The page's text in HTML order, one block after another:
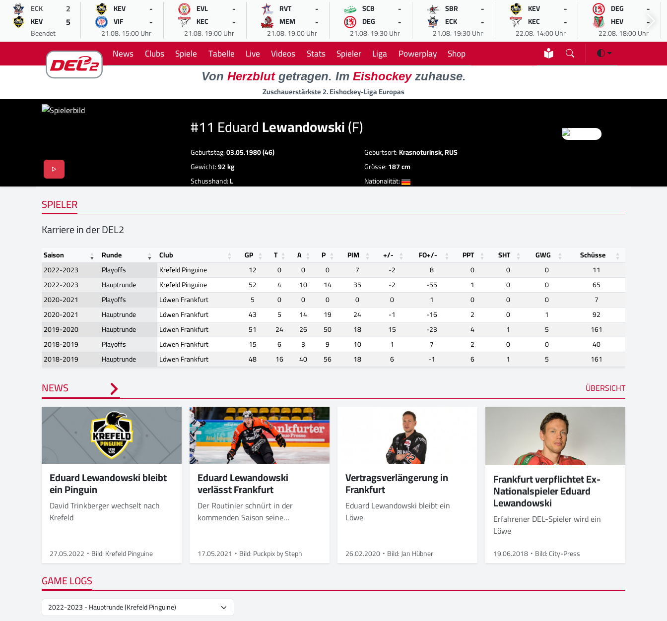
ECK 2
KEV 5
Beendet
KEV -
VIF -
21.08. 15:00 Uhr
EVL -
KEC -
21.08. 19:00 Uhr
RVT -
MEM -
21.08. 19:00 Uhr
SCB -
DEG -
21.08. 19:30 Uhr
SBR -
ECK -
21.08. 19:30 Uhr
KEV -
KEC -
22.08. 14:00 Uhr
DEG -
HEV -
22.08. 18:00 Uhr
News Clubs Spiele Tabelle Live Videos Stats Spieler Liga Powerplay Shop
Von Herzblutgetragen. Im Eishockeyzuhause.
Zuschauerstärkste 2. Eishockey-Liga Europas
#11 EduardLewandowski(F)
Geburtstag:03.05.1980 (46) Geburtsort:Krasnoturinsk, RUS
Gewicht:92 kg Grösse:187 cm
Schusshand:L Nationalität:
SPIELER
Karriere in der DEL2
Saison Runde Club GP T A P PIM +/- FO+/- PPT SHT GWG
Schüsse
2022-2023
Playoffs Krefeld Pinguine 12 0 0 0 7 -2 8 0 0 0
11
2022-2023
Hauptrunde Krefeld Pinguine 52 4 10 14 35 -2 -55 1 0 0
65
2020-2021
Playoffs Löwen Frankfurt 5 0 0 0 0 0 1 0 0 0
7
2020-2021
Hauptrunde Löwen Frankfurt 43 5 14 19 24 -1 -16 2 0 1
92
2019-2020
Hauptrunde Löwen Frankfurt 51 24 26 50 18 15 -23 4 1 5
161
2018-2019
Playoffs Löwen Frankfurt 15 6 3 9 10 1 7 2 0 0
40
2018-2019
Hauptrunde Löwen Frankfurt 48 16 40 56 18 6 -1 6 1 5 161
NEWS ÜBERSICHT
Eduard Lewandowski bleibt
ein Pinguin
David Trinkberger wechselt nach
Krefeld
27.05.2022 Bild: Krefeld Pinguine
Eduard Lewandowski
verlässt Frankfurt
Der Routinier schnürt in der
kommenden Saison seine
17.05.2021 Bild: Puckpix by Steph
Vertragsverlängerung in
Frankfurt
Eduard Lewandowski bleibt ein
Löwe
26.02.2020 Bild: Jan Hübner
Frankfurt verpflichtet Ex-
Nationalspieler Eduard
Lewandowski
Erfahrener DEL-Spieler wird ein
Löwe
19.06.2018 Bild: City-Press
GAME LOGS